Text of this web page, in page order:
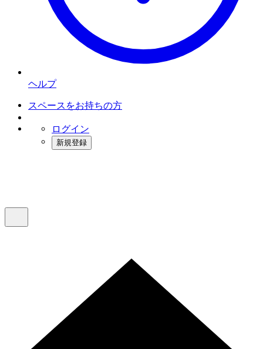
ヘルプ
スペースをお持ちの方
ログイン
新規登録